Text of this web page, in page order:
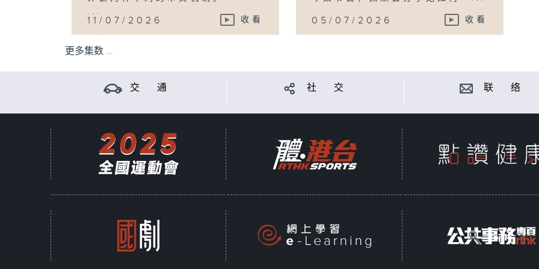
...
11/07/2026 收看 05/07/2026 收看
更多集数 ...
交 通 社 交 联 络